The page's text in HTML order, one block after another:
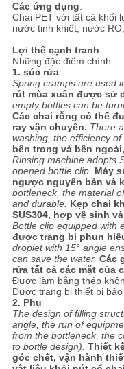
SƠ
ĐỒ
TRANG
WEB
PRIVACY
POLICY
Các ứng dụng:
Chai PET với tất cả khối
nước tinh khiết, nước
Lợi thế cạnh tranh:
Những đặc điểm chính
1. súc rửa
Spring cramps are used
rút mùa xuân được sử
empty bottles can be
Các chai rỗng có thể
ray vận chuyển. There
washing, the efficiency
bên trong và bên
Rinsing machine adopts
opened bottle clip. Máy
ngược nguyên bản và
bottleneck, the material
and durable. Kẹp chai
SUS304, hợp vệ sinh
Bottle clip equipped with
được trang bị phun
droplet with 15° angle
can save the water. Các
rửa tất cả các mặt của
Được làm bằng thép
Được trang bị thiết bị
2. Phụ
The design of filling
angle, the run of
from the bottleneck, the
to bottle design). Thiết
góc chết, vận hành